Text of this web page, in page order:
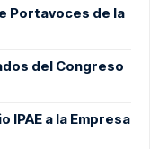
Portavoces de la
del Congreso
IPAE a la Empresa